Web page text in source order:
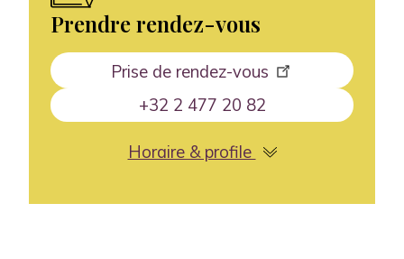
Prendre rendez-vous
Prise de rendez-vous
+32 2 477 20 82
Horaire & profile